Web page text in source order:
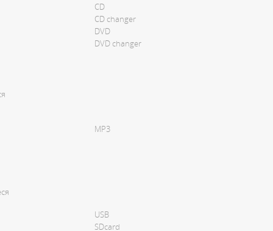
CD
CD changer
DVD
DVD changer
MP3
USB
SDcard